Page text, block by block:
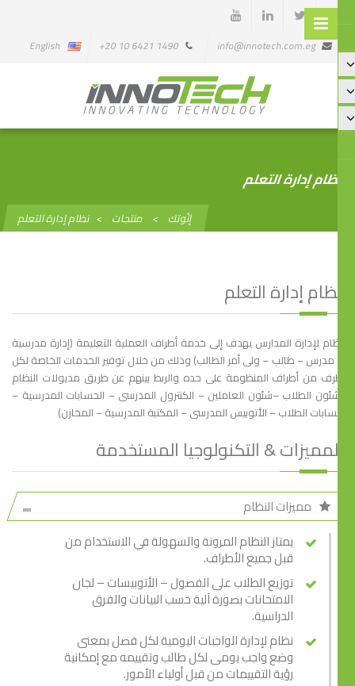
info@innotech.com.eg
1490 6421 10 20+
English
إدارة التعلم
إنّوتك> منتجات> نظام إدارة التعلم
إدارة التعلم
لإدارة المدارس يهدف إلى خدمة أطراف العملية التعليمة (إدارة مدرسية
– طالب – ولى أمر الطالب) وذلك من خلال توفير الخدمات الخاصة لكل
من أطراف المنظومة على حده والربط بينهم عن طريق مديولات النظام
الطلاب –شئون العاملين – الكنترول المدرسى – الحسابات المدرسية –
الطلاب – الأتوبيس المدرسى – المكتبة المدرسية – المخازن)
& التكنولوجيا المستخدمة
مميزات النظام
يمتاز النظام المرونة والسهولة في الاستخدام من
قبل جميع الأطراف.
توزيع الطلاب على الفصول – الأتوبيسات – لجان
الامتحانات بصورة آلية حسب البيانات والفرق
الدراسية.
نظام لإدارة الواجبات اليومية لكل فصل بمعنى
وضع واجب يومى لكل طالب وتقييمه مع إمكانية
رؤية التقييمات من قبل أولياء الأمور.